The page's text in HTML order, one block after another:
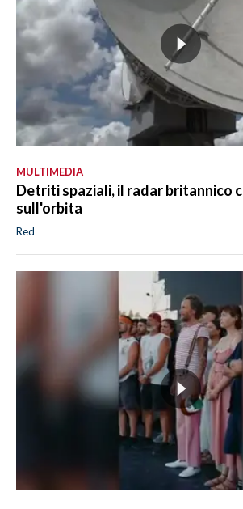
MULTIMEDIA
Detriti spaziali, il radar britannico
sull'orbita
Red